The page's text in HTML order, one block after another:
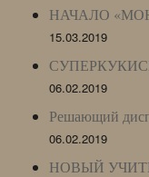
НАЧАЛО
15.03.2019
06.02.2019
Решающий
06.02.2019
НОВЫЙ